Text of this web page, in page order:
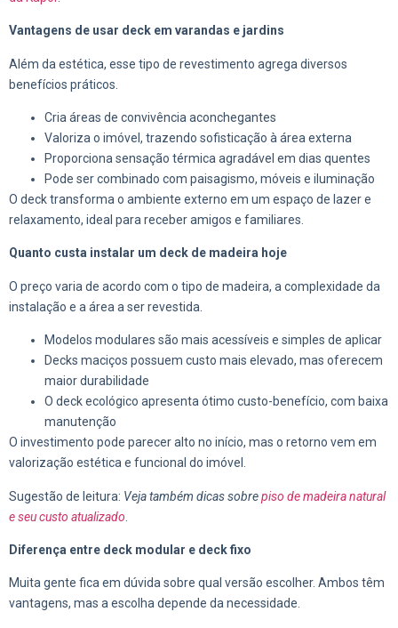
Vantagens de usar deck em varandas e jardins
Além da estética, esse tipo de revestimento agrega diversos
benefícios práticos.
Cria áreas de convivência aconchegantes
Valoriza o imóvel, trazendo sofisticação à área externa
Proporciona sensação térmica agradável em dias quentes
Pode ser combinado com paisagismo, móveis e iluminação
O deck transforma o ambiente externo em um espaço de lazer e
relaxamento, ideal para receber amigos e familiares.
Quanto custa instalar um deck de madeira hoje
O preço varia de acordo com o tipo de madeira, a complexidade da
instalação e a área a ser revestida.
Modelos modulares são mais acessíveis e simples de aplicar
Decks maciços possuem custo mais elevado, mas oferecem
maior durabilidade
O deck ecológico apresenta ótimo custo-benefício, com baixa
manutenção
O investimento pode parecer alto no início, mas o retorno vem em
valorização estética e funcional do imóvel.
Sugestão de leitura: Veja também dicas sobrepiso de madeira natural
e seu custo atualizado
Diferença entre deck modular e deck fixo
Muita gente fica em dúvida sobre qual versão escolher. Ambos têm
vantagens, mas a escolha depende da necessidade.